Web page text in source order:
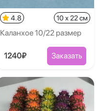
4.8 10 x 22 см
Каланхое 10/22 размер
1240₽ Заказать